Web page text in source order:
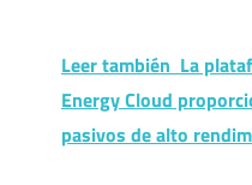
Leer también La
Energy Cloud
pasivos de alto